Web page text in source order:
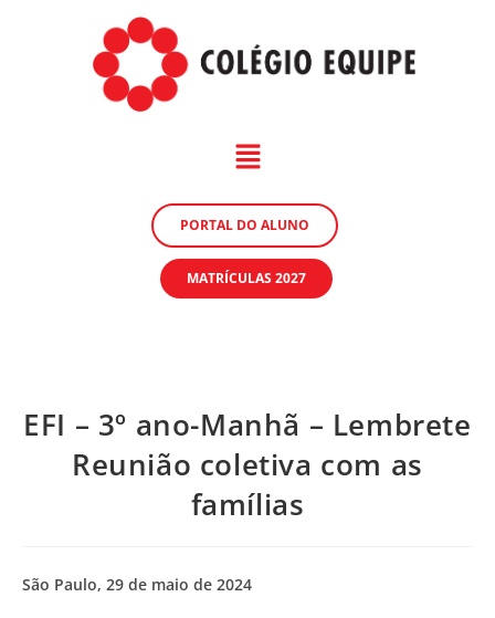
PORTAL DO ALUNO
MATRÍCULAS 2027
EFI – 3º ano-Manhã – Lembrete
Reunião coletiva com as
famílias
São Paulo, 29 de maio de 2024